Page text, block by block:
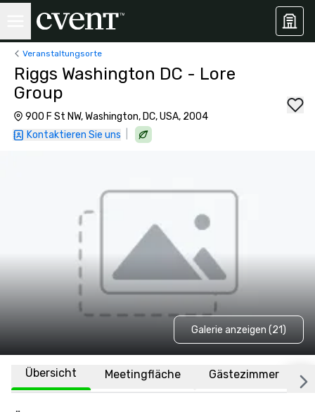
Veranstaltungsorte
Riggs Washington DC - Lore
Group
900 F St NW, Washington, DC, USA, 2004
Kontaktieren Sie uns
Galerie anzeigen (21)
Übersicht Meetingfläche Gästezimmer